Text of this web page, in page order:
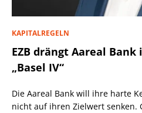
KAPITALREGELN
EZB drängt Aareal
„Basel IV“
Die Aareal Bank will ihre harte
nicht auf ihren Zielwert senken.